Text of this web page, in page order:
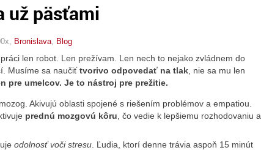
už päsťami
Bronislava Blog
len robot. Len prežívam. Len nech to nejako zvládnem do
Musíme sa naučiťtvorivo odpovedať na tlak , nie sa mu len
pre umelcov. Je to nástroj pre prežitie.
Akivujú oblasti spojené s riešením problémov a empatiou.
prednú mozgovú kôru , čo vedie k lepšiemu rozhodovaniu a
odolnosť voči stresu . Ľudia, ktorí denne trávia aspoň 15 minút